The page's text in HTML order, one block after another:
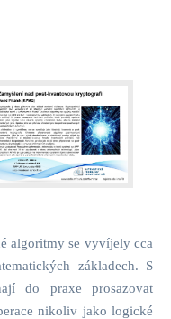
algoritmy se vyvíjely cca
základech. S
do praxe prosazovat
nikoliv jako logické